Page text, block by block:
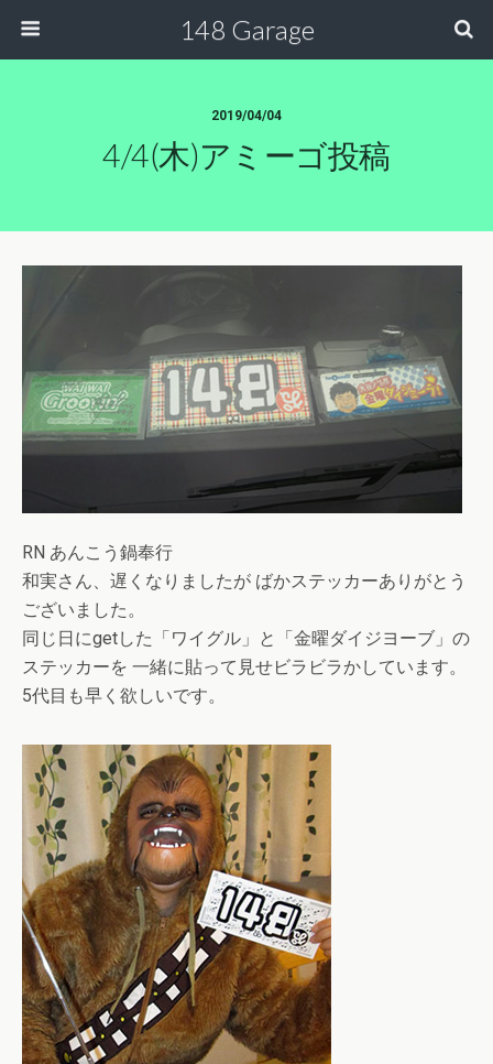
148 Garage
2019/04/04
4/4(木)アミーゴ投稿
RN あんこう鍋奉行
和実さん、遅くなりましたが ばかステッカーありがとう
ございました。
同じ日にgetした「ワイグル」と「金曜ダイジヨーブ」の
ステッカーを 一緒に貼って見せビラビラかしています。
5代目も早く欲しいです。